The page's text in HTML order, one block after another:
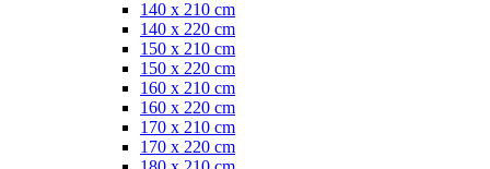
140 x 210 cm
140 x 220 cm
150 x 210 cm
150 x 220 cm
160 x 210 cm
160 x 220 cm
170 x 210 cm
170 x 220 cm